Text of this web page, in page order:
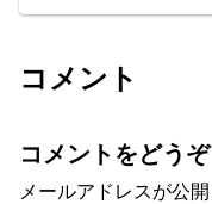
コメント
コメントをどうぞ
メールアドレスが公